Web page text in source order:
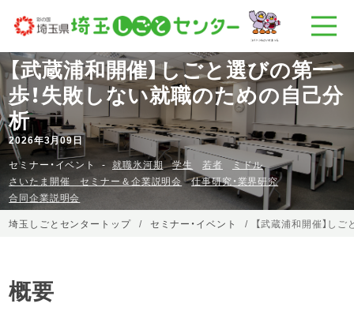
【武蔵浦和開催】しごと選びの第一
歩！失敗しない就職のための自己分
析
2026年3月09日
セミナー・イベント
就職氷河期 学生 若者
ミドル
さいたま開催 セミナー＆企業説明会
仕事研究・業界研究
合同企業説明会
埼玉しごとセンタートップ
セミナー・イベント 【武蔵浦和開催】し
概要